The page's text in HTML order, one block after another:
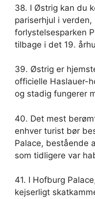
38. I Østrig kan du
pariserhjul i verden,
forlystelsesparken
tilbage i det 19.
39. Østrig er
officielle Haslauer-
og stadig fungerer
40. Det mest
enhver turist bør
Palace, bestående
som tidligere var
41. I Hofburg
kejserligt